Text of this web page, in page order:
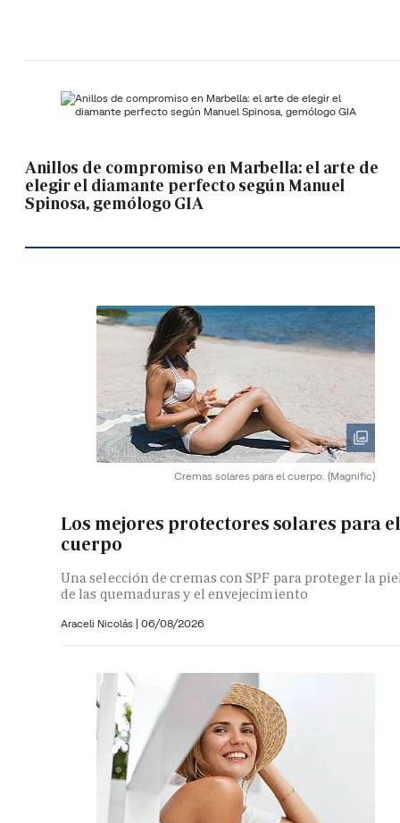
Anillos de compromiso en Marbella: el arte de
elegir el diamante perfecto según Manuel
Spinosa, gemólogo GIA
Cremas solares para el cuerpo. (Magnific)
Los mejores protectores solares para
cuerpo
Una selección de cremas con SPF para proteger la
de las quemaduras y el envejecimiento
Araceli Nicolás | 06/08/2026